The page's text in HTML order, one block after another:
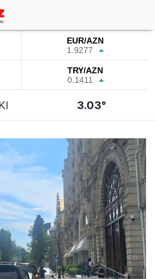
EUR/AZN
1.9277
TRY/AZN
0.1411
3.03°